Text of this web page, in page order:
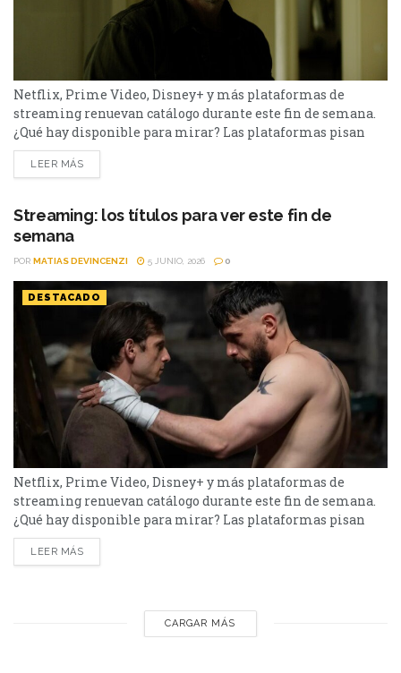
Netflix, Prime Video, Disney+ y más plataformas de
streaming renuevan catálogo durante este fin de semana.
¿Qué hay disponible para mirar? Las plataformas pisan
fuerte con una batería de lanzamientos que combinan
producciones locales y adaptaciones ambiciosas.
el menú tiene de todo. I Will Find You - Netflix Te
encontraré es una miniserie basada en...
LEER MÁS
Streaming: los títulos para ver este fin de
semana
POR MATIAS DEVINCENZI 5 JUNIO, 2026 0
DESTACADO
Netflix, Prime Video, Disney+ y más plataformas de
streaming renuevan catálogo durante este fin de semana.
¿Qué hay disponible para mirar? Las plataformas pisan
fuerte con una batería de lanzamientos que combinan
producciones locales y adaptaciones ambiciosas. De Netflix
LEER MÁS
CARGAR MÁS